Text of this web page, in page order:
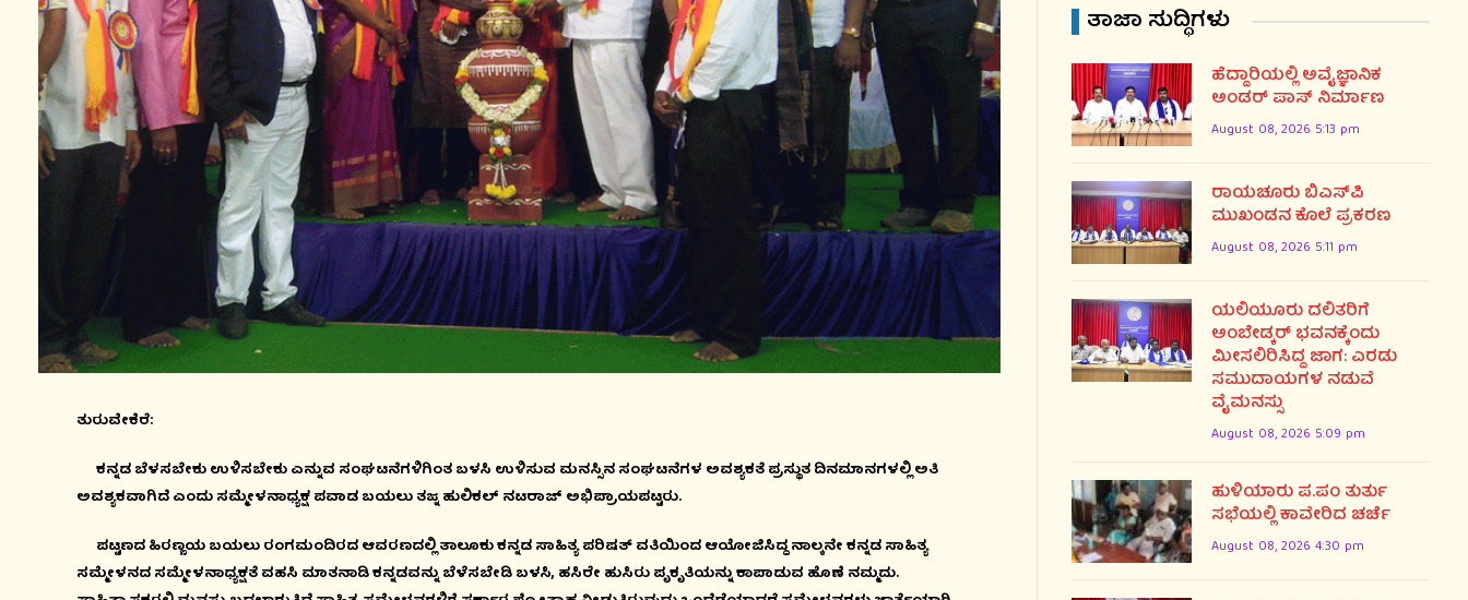
ತುರುವೇಕೆರೆ:
ಕನ್ನಡ ಬೆಳಸಬೇಕು ಉಳಿಸಬೇಕು ಎನ್ನುವ ಸಂಘಟನೆಗಳಿಗಿಂತ ಬಳಸಿ ಉಳಿಸುವ ಮನಸ್ಸಿನ ಸಂಘಟನೆಗಳ ಅವಶ್ಯಕತೆ ಪ್ರಸ್ಥುತ ದಿನಮಾನಗಳಲ್ಲಿ ಅತಿ
ಅವಶ್ಯಕವಾಗಿದೆ ಎಂದು ಸಮ್ಮೇಳನಾಧ್ಯಕ್ಷ ಪವಾಡ ಬಯಲು ತಜ್ನ ಹುಲಿಕಲ್ ನಟರಾಜ್ ಅಭಿಪ್ರಾಯಪಟ್ಟರು.
ಪಟ್ಟಣದ ಹಿರಣ್ಣಯ ಬಯಲು ರಂಗಮಂದಿರದ ಆವರಣದಲ್ಲಿ ತಾಲೂಕು ಕನ್ನಡ ಸಾಹಿತ್ಯ ಪರಿಷತ್ ವತಿಯಿಂದ ಆಯೋಜಿಸಿದ್ದ ನಾಲ್ಕನೇ ಕನ್ನಡ ಸಾಹಿತ್ಯ
ಸಮ್ಮೇಳನದ ಸಮ್ಮೇಳನಾಧ್ಯಕ್ಷತೆ ವಹಸಿ ಮಾತನಾಡಿ ಕನ್ನಡವನ್ನು ಬೆಳೆಸಬೇಡಿ ಬಳಸಿ, ಹಸಿರೇ ಹುಸಿರು ಪೃಕೃತಿಯನ್ನು ಕಾಪಾಡುವ ಹೊಣೆ ನಮ್ಮದು.
ತಾಜಾ ಸುದ್ಧಿಗಳು
ಹೆದ್ದಾರಿಯಲ್ಲಿ ಅವೈಜ್ಞಾನಿಕ
ಅಂಡರ್ ಪಾಸ್ ನಿರ್ಮಾಣ
August 08, 2026 5:13 pm
ರಾಯಚೂರು ಬಿಎಸ್‌ಪಿ
ಮುಖಂಡನ ಕೊಲೆ ಪ್ರಕರಣ
August 08, 2026 5:11 pm
ಯಲಿಯೂರು ದಲಿತರಿಗೆ
ಅಂಬೇಡ್ಕರ್ ಭವನಕ್ಕೆಂದು
ಮೀಸಲಿರಿಸಿದ್ದ ಜಾಗ: ಎರಡು
ಸಮುದಾಯಗಳ ನಡುವೆ
ವೈಮನಸ್ಸು
August 08, 2026 5:09 pm
ಹುಳಿಯಾರು ಪ.ಪಂ ತುರ್ತು
ಸಭೆಯಲ್ಲಿ ಕಾವೇರಿದ ಚರ್ಚೆ
August 08, 2026 4:30 pm